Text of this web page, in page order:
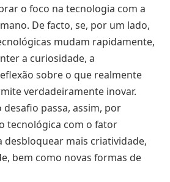
o foco na tecnologia com a
De facto, se, por um lado,
mudam rapidamente,
a curiosidade, a
sobre o que realmente
verdadeiramente inovar.
desafio passa, assim, por
tecnológica com o fator
desbloquear mais criatividade,
bem como novas formas de